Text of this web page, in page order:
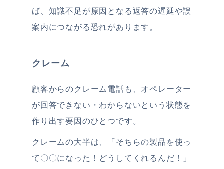
ば、知識不足が原因となる返答の遅延や誤
案内につながる恐れがあります。
クレーム
顧客からのクレーム電話も、オペレーター
が回答できない・わからないという状態を
作り出す要因のひとつです。
クレームの大半は、「そちらの製品を使っ
て〇〇になった！どうしてくれるんだ！」